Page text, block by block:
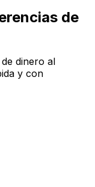
de
dinero al
y con